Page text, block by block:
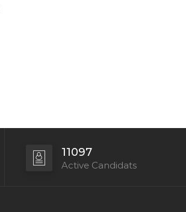
11097
Active Candidats